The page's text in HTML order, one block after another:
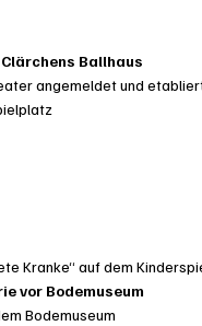
Ballhaus
angemeldet und
Kranke“ auf dem
vor Bodemuseum
Bodemuseum